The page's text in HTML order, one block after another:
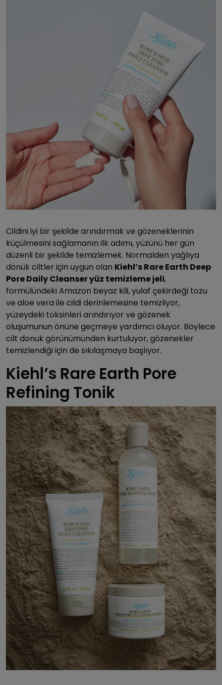
Cildini iyi bir şekilde arındırmak ve gözeneklerinin
küçülmesini sağlamanın ilk adımı, yüzünü her gün
düzenli bir şekilde temizlemek. Normalden yağlıya
dönük ciltler için uygun olan Kiehl’s Rare Earth Deep
Pore Daily Cleanser yüz temizleme jeli,
formülündeki Amazon beyaz kili, yulaf çekirdeği tozu
ve aloe vera ile cildi derinlemesine temizliyor,
yüzeydeki toksinleri arındırıyor ve gözenek
oluşumunun önüne geçmeye yardımcı oluyor. Böylece
cilt donuk görünümünden kurtuluyor, gözenekler
temizlendiği için de sıkılaşmaya başlıyor.
Kiehl’s Rare Earth Pore
Refining Tonik